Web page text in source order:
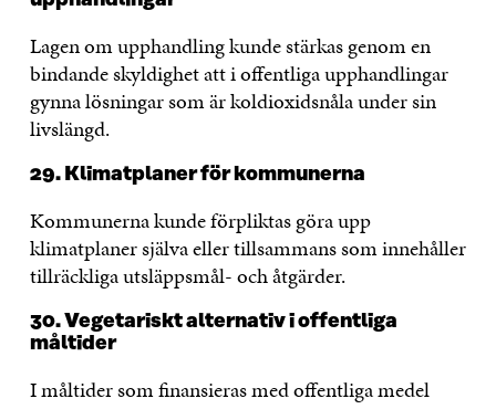
Lagen om upphandling kunde stärkas genom en
bindande skyldighet att i offentliga upphandlingar
gynna lösningar som är koldioxidsnåla under sin
livslängd.
29. Klimatplaner för kommunerna
Kommunerna kunde förpliktas göra upp
klimatplaner själva eller tillsammans som innehåller
tillräckliga utsläppsmål- och åtgärder.
30. Vegetariskt alternativ i offentliga
måltider
I måltider som finansieras med offentliga medel